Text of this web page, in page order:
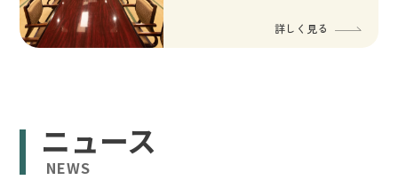
詳しく見る
ニュース
NEWS